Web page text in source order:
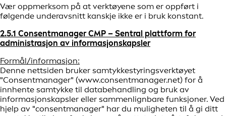
Vær oppmerksom på at verktøyene som er oppført i
følgende underavsnitt kanskje ikke er i bruk konstant.
2.5.1 Consentmanager CMP – Sentral plattform for
administrasjon av informasjonskapsler
Formål/informasjon:
Denne nettsiden bruker samtykkestyringsverktøyet
"Consentmanager" (www.consentmanager.net) for å
innhente samtykke til databehandling og bruk av
informasjonskapsler eller sammenlignbare funksjoner. Ved
hjelp av "consentmanager" har du muligheten til å gi ditt